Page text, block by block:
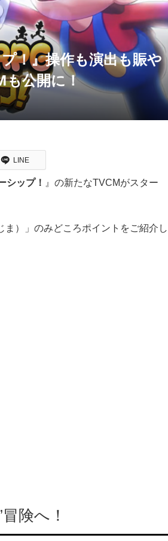
！』操作も演出も賑や
も公開に！
LINE
ップ！ 』の新たなTVCMがスター
）」のみどころポイントをご紹介し
険へ！